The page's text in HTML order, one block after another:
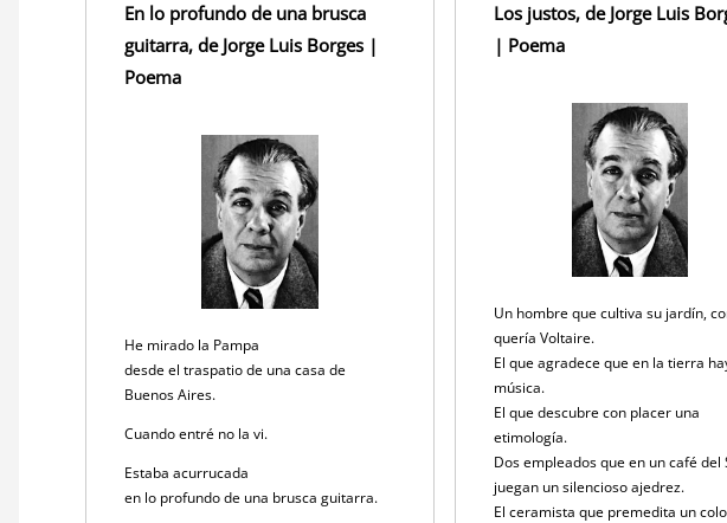
En lo profundo de una brusca
guitarra, de Jorge Luis Borges |
Poema
He mirado la Pampa
desde el traspatio de una casa de
Buenos Aires.
Cuando entré no la vi.
Estaba acurrucada
en lo profundo de una brusca guitarra.
Los justos, de Jorge Luis
| Poema
Un hombre que cultiva su jardín,
quería Voltaire.
El que agradece que en la tierra
música.
El que descubre con placer una
etimología.
Dos empleados que en un café del
juegan un silencioso ajedrez.
El ceramista que premedita un